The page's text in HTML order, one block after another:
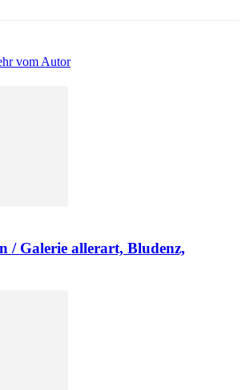
vom Autor
/ Galerie allerart, Bludenz,